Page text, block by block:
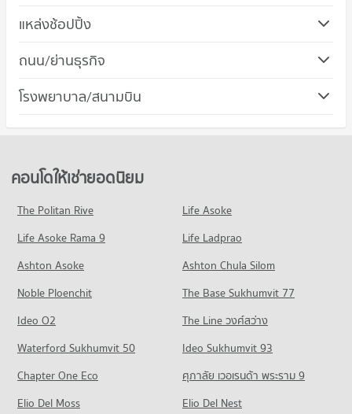
คอนโด ม.อัสสัมชัญ บางนา
คอนโดให้เช่า ม.อัสสัมชัญ บางนา
มีคอนโดให้เช่า 150 ประกาศ
ขายคอนโด ม.อัสสัมชัญ บางนา
แหล่งช้อปปิ้ง
ถนน/ย่านธุรกิจ
คอนโด บางบ่อ สมุทรปราการ
คอนโดให้เช่า บางบ่อ สมุทรปราการ
ขายคอนโด บางบ่อ สมุทรปราการ
มีคอนโดขาย 66 ประกาศ
คอนโด นิคมบางพลี
160 โครงการ
คอนโดให้เช่า นิคมบางพลี
มีคอนโดให้เช่า 156 ประกาศ
ขายคอนโด นิคมบางพลี
มีคอนโดขาย 158 ประกาศ
คอนโด นิคมเวลโกรว์
มีคอนโดให้เช่า 96 ประกาศ
โรงพยาบาล/สนามบิน
คอนโด รพ.บางนา 2
คอนโดให้เช่า รพ.บางนา 2
มีคอนโดให้เช่า 243 ประกาศ
ขายคอนโด รพ.บางนา 2
มีคอนโดขาย 229 ประกาศ
53 โครงการ
คอนโดให้เช่า รพ.รวมชัยประชารักษ์
มีคอนโดขาย 127 ประกาศ
คอนโด รพ.บางบ่อ
137 โครงการ
คอนโดให้เช่ายอดนิยม
The Politan Rive
Life Asoke
Life Asoke Rama 9
Life Ladprao
Ashton Asoke
Ashton Chula Silom
Noble Ploenchit
The Base Sukhumvit 77
Ideo O2
The Line วงศ์สว่าง
Waterford Sukhumvit 50
Ideo Sukhumvit 93
Chapter One Eco
ศุภาลัย เวอเรนด้า พระราม 9
Elio Del Moss
Elio Del Nest